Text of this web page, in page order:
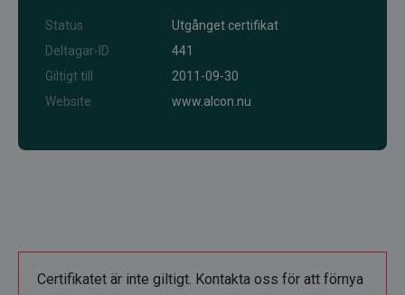
Status
Utgånget certifikat
Deltagar-ID
441
Giltigt till
2011-09-30
Website
www.alcon.nu
Certifikatet är inte giltigt. Kontakta oss för att förnya